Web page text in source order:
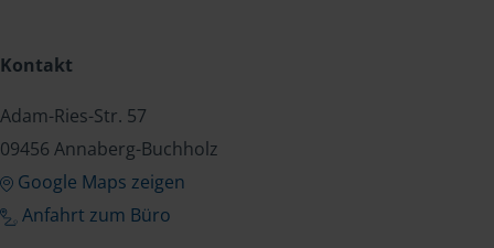
Kontakt
Adam-Ries-Str. 57
09456 Annaberg-Buchholz
Google Maps zeigen
Anfahrt zum Büro